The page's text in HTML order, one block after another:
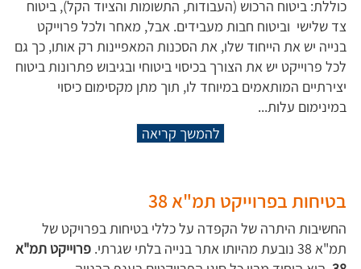
כוללת: ביטוח הרכוש (העבודות, התשומות והציוד הקל), ביטוח
צד שלישי וביטוח חבות מעבידים. אבל, מאחר ולכל פרוייקט
בנייה יש את הייחוד שלו, את הסכנות המאפיינות רק אותו, כך גם
לכל פרוייקט יש את הצורך בכיסוי ביטוחי ובגיבוש פתרונות ביטוח
יצירתיים המותאמים במיוחד לו, תוך מתן מקסימום כיסוי
במינימום עלות...
להמשך קריאה
בטיחות בפרוייקט תמ"א 38
החשיבות היתרה של הקפדה על כללי בטיחות בפרויקט של
תמ"א 38 נובעת מהיותו אתר בנייה בלתי שגרתי.
פרוייקט תמ"א